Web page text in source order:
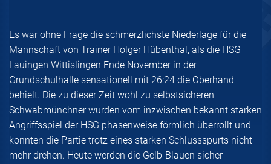
Es war ohne Frage die schmerzlichste Niederlage für die
Mannschaft von Trainer Holger Hübenthal, als die HSG
Lauingen Wittislingen Ende November in der
Grundschulhalle sensationell mit 26:24 die Oberhand
behielt. Die zu dieser Zeit wohl zu selbstsicheren
Schwabmünchner wurden vom inzwischen bekannt starken
Angriffsspiel der HSG phasenweise förmlich überrollt und
konnten die Partie trotz eines starken Schlussspurts nicht
mehr drehen. Heute werden die Gelb-Blauen sicher